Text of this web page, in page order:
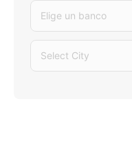
Elige un banco
Select City